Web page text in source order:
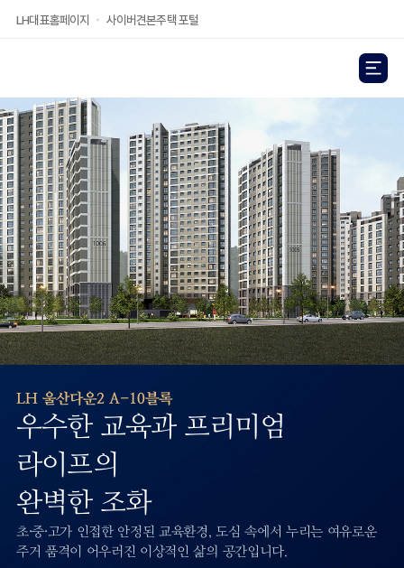
LH대표홈페이지 사이버견본주택 포털
LH 울산다운2 공공분양 A-10블
전
LH 울산다운2 A-10블록
우수한 교육과 프리미엄
라이프의
완벽한 조화
초·중·고가 인접한 안정된 교육환경, 도심 속에서 누리는 여유로운
주거 품격이 어우러진 이상적인 삶의 공간입니다.